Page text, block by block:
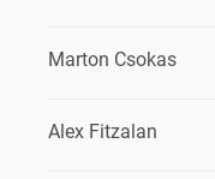
Marton Csokas
Alex Fitzalan